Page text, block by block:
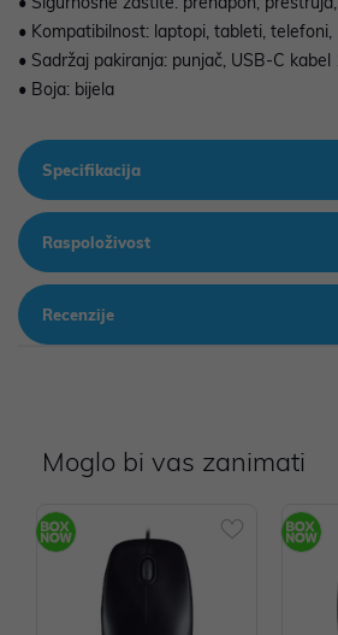
• Kompatibilnost: laptopi, tableti,
• Sadržaj pakiranja: punjač, USB-C kabel
• Boja: bijela
Specifikacija
Raspoloživost
Recenzije
Moglo bi vas zanimati